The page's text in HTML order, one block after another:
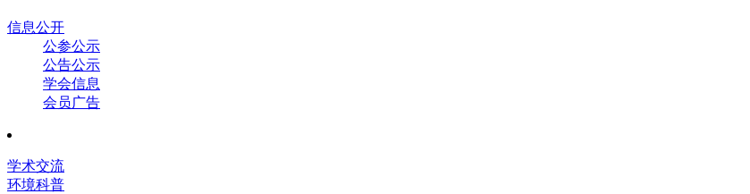
信息公开
公参公示
公告公示
学会信息
会员广告
学术交流
环境科普